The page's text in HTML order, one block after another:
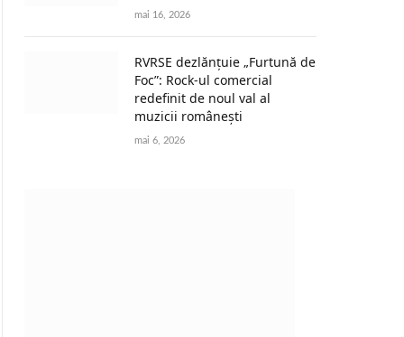
mai 16, 2026
RVRSE dezlănțuie „Furtună de
Foc”: Rock-ul comercial
redefinit de noul val al
muzicii românești
mai 6, 2026